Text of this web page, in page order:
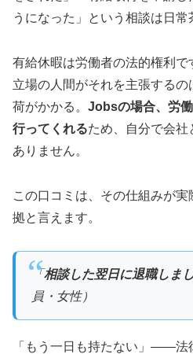
うになった」という相談は日常
有給休暇は労働者の法的権利
立場の人間がそれを主張する
荷がかかる。 Jobsの場合、労
行ってくれるため、自分で会
ありません。
この口コミは、その仕組みが
拠と言えます。
「相談した翌日に退職しま
員・女性）
「もう一日も持たない」——法